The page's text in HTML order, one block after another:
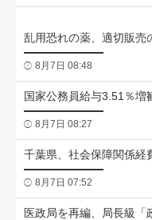
乱用恐れの薬、適切販売
8月7日 08:48
国家公務員給与3.51％増
8月7日 08:27
千葉県、社会保障関係
8月7日 07:52
医政局を再編、局長級